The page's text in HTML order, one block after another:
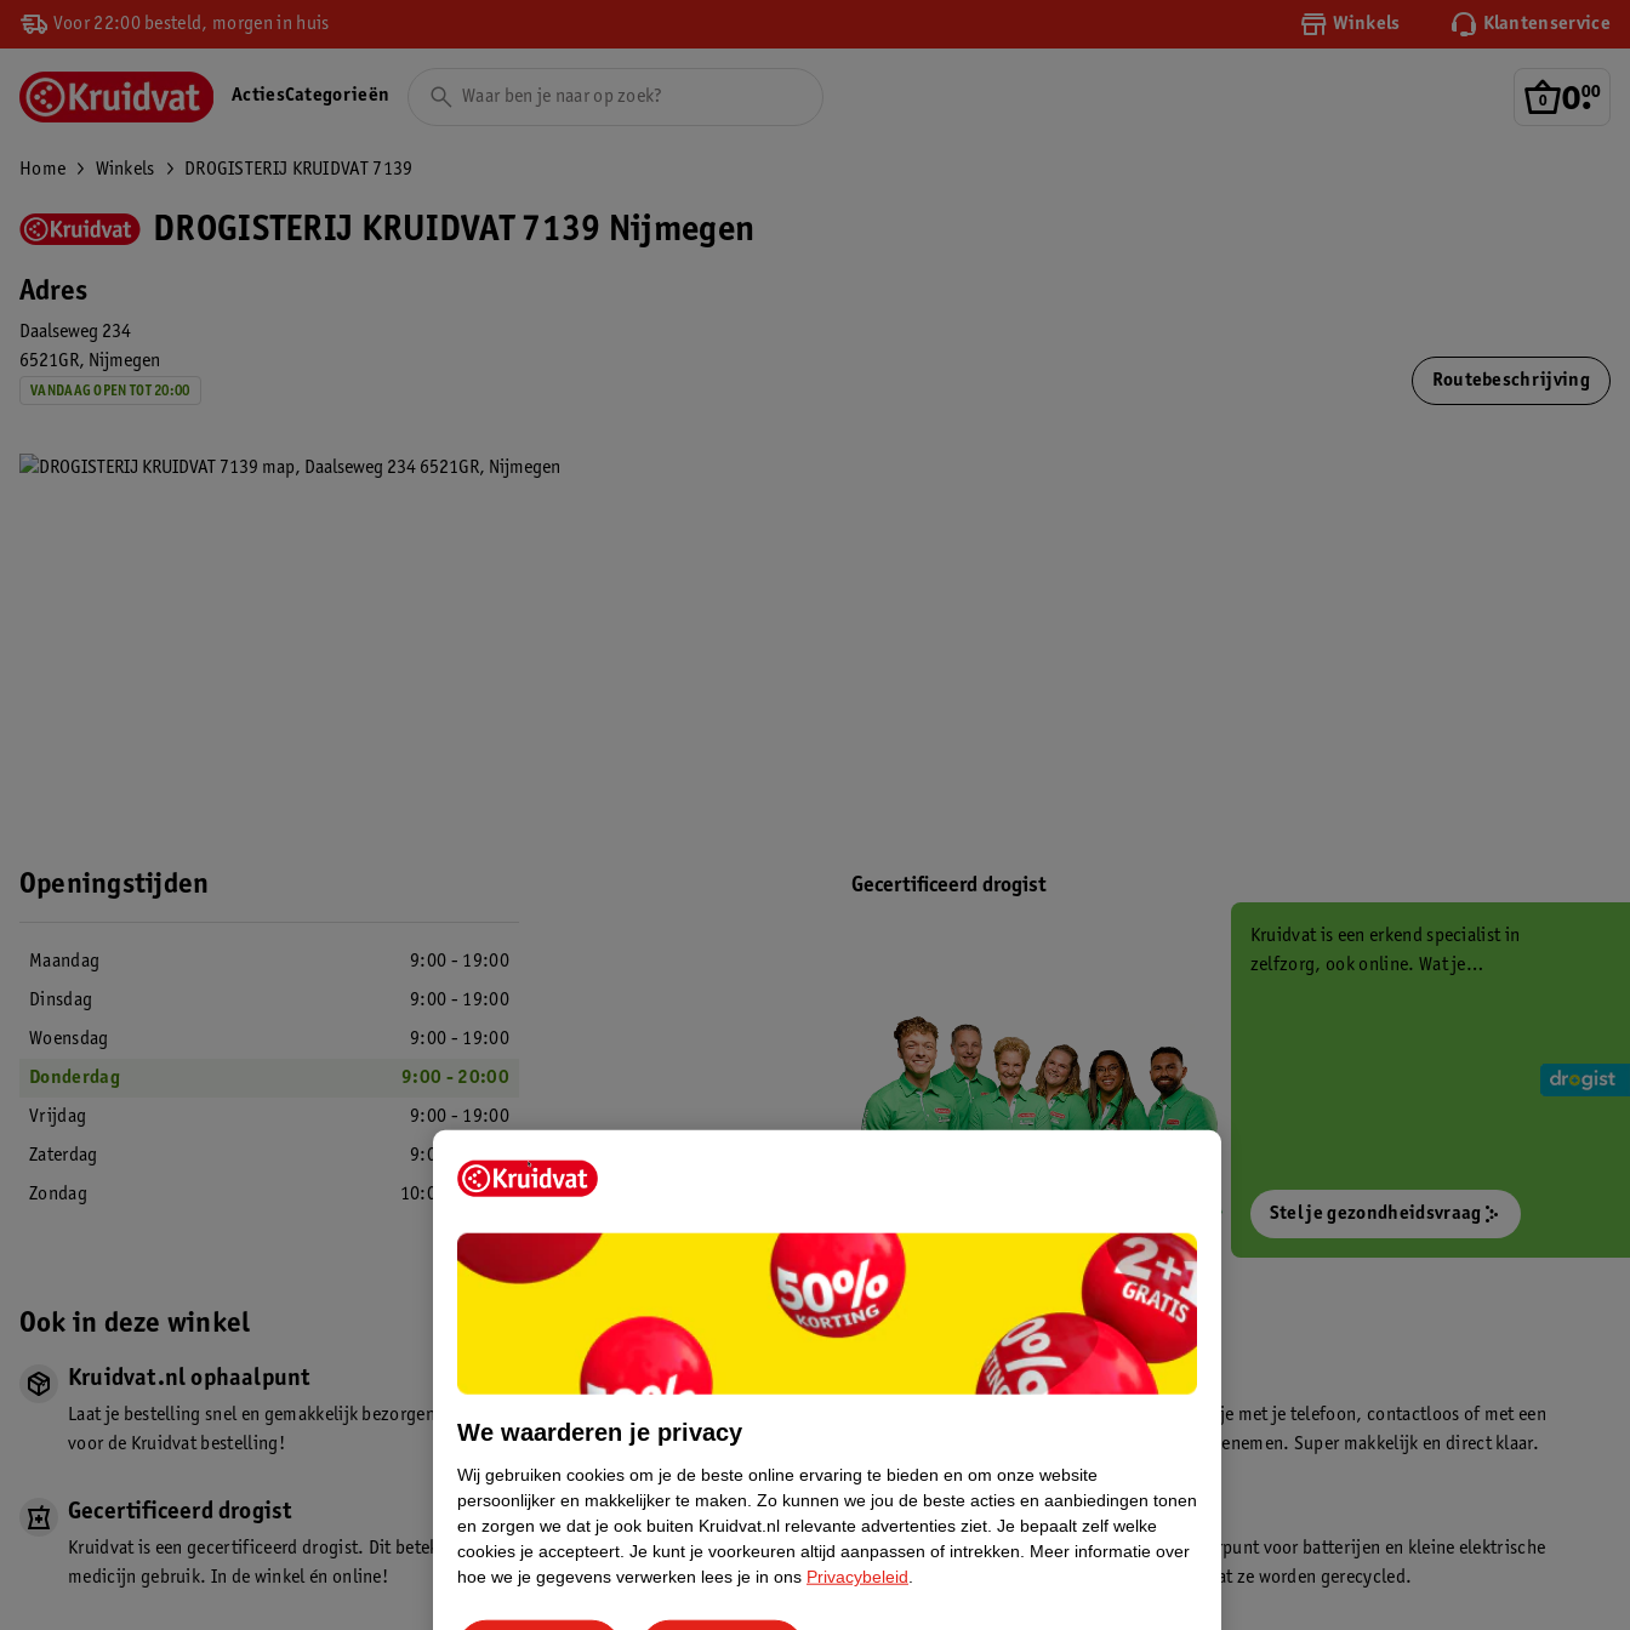
Voor 22:00 besteld, morgen in huis Winkels Klantenservice
0.
00
ActiesCategorieën
Home Winkels DROGISTERIJ KRUIDVAT 7139
DROGISTERIJ KRUIDVAT 7139 Nijmegen
Adres
Daalseweg 234
6521GR
Nijmegen
VANDAAG OPEN TOT 20:00
Routebeschrijving
Openingstijden
Maandag
9:00 - 19:00
Dinsdag
9:00 - 19:00
Woensdag
9:00 - 19:00
Donderdag
9:00 - 20:00
Vrijdag
9:00 - 19:00
Zaterdag
9:00 - 18:00
Zondag
10:00 - 18:00
Gecertificeerd drogist
Kruidvat is een erkend specialist in
zelfzorg, ook online. Wat je
Stel je gezondheidsvraag
Ook in deze winkel
Kruidvat.nl ophaalpunt
Laat je bestelling snel en gemakkelijk bezorgen in de winkel. Zo hoef je niet thuis te blijven
voor de Kruidvat bestelling!
Gecertificeerd drogist
Kruidvat is een gecertificeerd drogist. Dit betekent dat je deskundig advies krijgt over
medicijn gebruik. In de winkel én online!
Kruidvat fotokiosk
In de winkel vind je een fotokiosk waarmee je met je telefoon, contactloos of met een
geheugenkaartje, jouw foto’s direct kan meenemen. Super makkelijk en direct klaar.
WeCycle inleverpunt
In deze Kruidvat vind je een WeCycle inleverpunt voor batterijen en kleine elektrische
apparaten. Deze kan je gratis inleveren zodat ze worden gerecycled.
We waarderen je privacy
Wij gebruiken cookies om je de beste online ervaring te bieden en om onze website
persoonlijker en makkelijker te maken. Zo kunnen we jou de beste acties en aanbiedingen tonen
en zorgen we dat je ook buiten Kruidvat.nl relevante advertenties ziet. Je bepaalt zelf welke
cookies je accepteert. Je kunt je voorkeuren altijd aanpassen of intrekken.
Meer informatie over
hoe we je gegevens verwerken lees je in ons Privacybeleid